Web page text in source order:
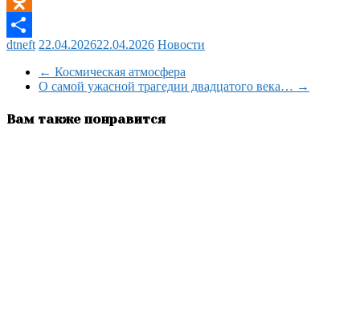
Odnoklassniki
Отправить
dtneft 22.04.202622.04.2026 Новости
← Космическая атмосфера
О самой ужасной трагедии двадцатого века… →
Вам также понравится